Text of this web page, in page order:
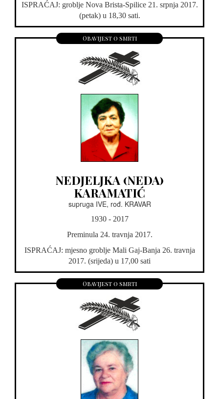
ISPRAĆAJ: groblje Nova Brista-Spilice 21. srpnja 2017.
(petak) u 18,30 sati.
Obavijest o smrti
NEDJELJKA (NEDA)
KARAMATIĆ
supruga IVE, rođ. KRAVAR
1930 - 2017
Preminula 24. travnja 2017.
ISPRAĆAJ: mjesno groblje Mali Gaj-Banja 26. travnja
2017. (srijeda) u 17,00 sati
Obavijest o smrti